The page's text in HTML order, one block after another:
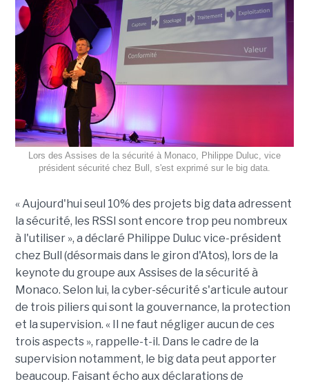
Lors des Assises de la sécurité à Monaco, Philippe Duluc, vice
président sécurité chez Bull, s'est exprimé sur le big data.
« Aujourd'hui seul 10% des projets big data adressent
la sécurité, les RSSI sont encore trop peu nombreux
à l'utiliser », a déclaré Philippe Duluc vice-président
chez Bull (désormais dans le giron d'Atos), lors de la
keynote du groupe aux Assises de la sécurité à
Monaco. Selon lui, la cyber-sécurité s'articule autour
de trois piliers qui sont la gouvernance, la protection
et la supervision. « Il ne faut négliger aucun de ces
trois aspects », rappelle-t-il. Dans le cadre de la
supervision notamment, le big data peut apporter
beaucoup. Faisant écho aux déclarations de